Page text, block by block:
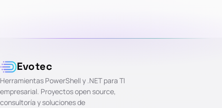
Evotec
Herramientas PowerShell y .NET para TI
empresarial. Proyectos open source,
consultoría y soluciones de